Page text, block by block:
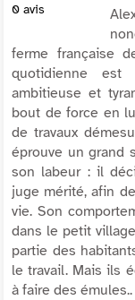
0 avis
ferme française
quotidienne
ambitieuse et
bout de force en
de travaux
éprouve un grand
son labeur : il
juge mérité, afin
vie. Son
dans le petit
partie des
le travail. Mais ils
à faire des émules..